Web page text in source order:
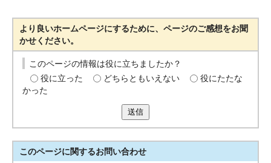
より良いホームページにするために、ページのご感想をお聞
かせください。
このページの情報は役に立ちましたか？
役に立った
どちらともいえない
役にたたな
かった
送信
このページに関するお問い合わせ